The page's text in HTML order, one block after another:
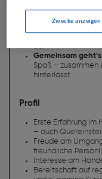
Zwecke anzeigen